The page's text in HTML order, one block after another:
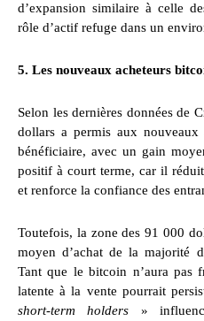
d’expansion similaire à celle
rôle d’actif refuge dans un
5. Les nouveaux acheteurs
Selon les dernières données de
dollars a permis aux nouveaux
bénéficiaire, avec un gain
positif à court terme, car il
et renforce la confiance des
Toutefois, la zone des 91 000
moyen d’achat de la majorité
Tant que le bitcoin n’aura pas
latente à la vente pourrait
short-term holders »